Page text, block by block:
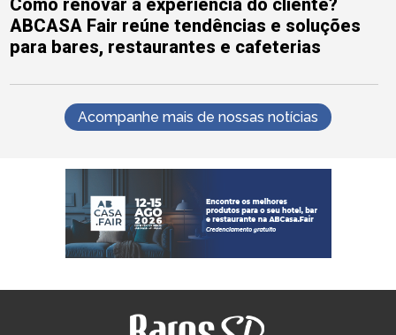
ABCASA Fair reúne tendências e soluções
para bares, restaurantes e cafeterias
Acompanhe mais de nossas notícias